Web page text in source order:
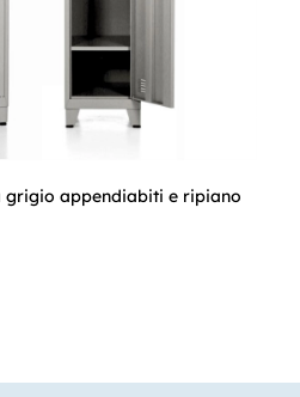
appendiabiti e ripiano